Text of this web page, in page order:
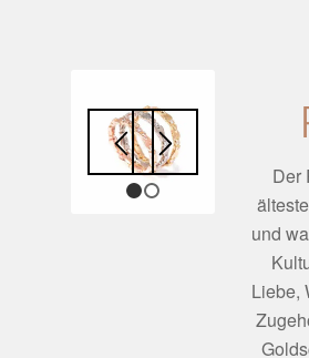
2
Der
und
Liebe,